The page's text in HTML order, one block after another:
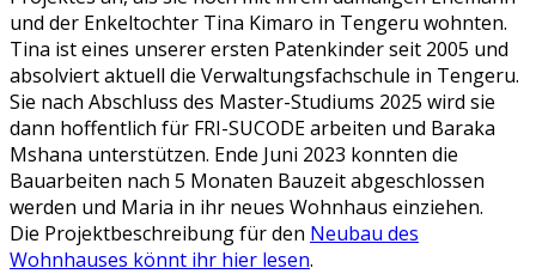
und der Enkeltochter Tina Kimaro in Tengeru wohnten.
Tina ist eines unserer ersten Patenkinder seit 2005 und
absolviert aktuell die Verwaltungsfachschule in Tengeru.
Sie nach Abschluss des Master-Studiums 2025 wird sie
dann hoffentlich für FRI-SUCODE arbeiten und Baraka
Mshana unterstützen. Ende Juni 2023 konnten die
Bauarbeiten nach 5 Monaten Bauzeit abgeschlossen
werden und Maria in ihr neues Wohnhaus einziehen.
Die Projektbeschreibung für den Neubau des
Wohnhauses könnt ihr hier lesen.